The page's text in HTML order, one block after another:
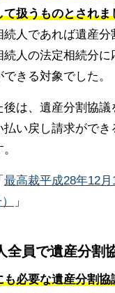
て扱うものとされま
続人であれば遺産分
続人の法定相続分に
きる対象でした。
は、遺産分割協議
払い戻し請求ができ
最高裁平成28年12
」
全員で遺産分割
も必要な遺産分割協